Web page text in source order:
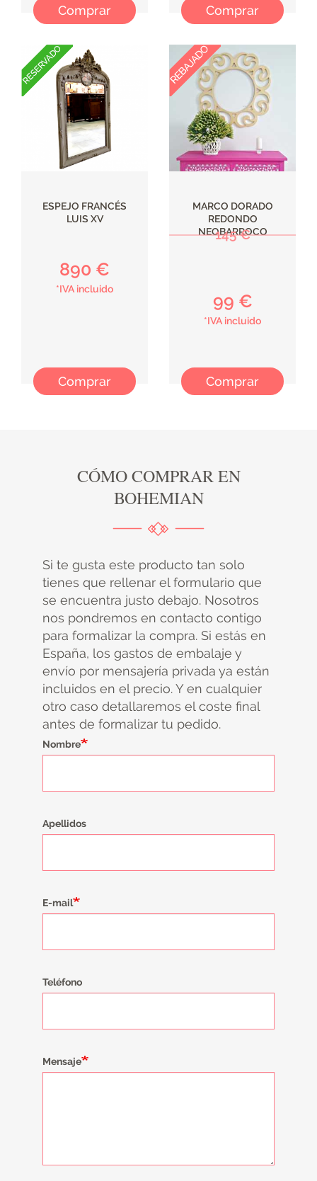
Comprar Comprar
ESPEJO FRANCÉS
LUIS XV
890 €
*IVA incluido
Comprar
MARCO DORADO
REDONDO
NEOBARROCO
145 €
99 €
*IVA incluido
Comprar
CÓMO COMPRAR EN
BOHEMIAN
Si te gusta este producto tan solo
tienes que rellenar el formulario que
se encuentra justo debajo. Nosotros
nos pondremos en contacto contigo
para formalizar la compra. Si estás en
España, los gastos de embalaje y
envío por mensajería privada ya están
incluidos en el precio. Y en cualquier
otro caso detallaremos el coste final
antes de formalizar tu pedido.
Nombre
Apellidos
E-mail
Teléfono
Mensaje